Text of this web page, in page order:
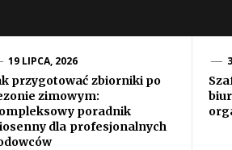
19 LIPCA, 2026
przygotować zbiorniki po
zimowym:
poradnik
dla profesjonalnych